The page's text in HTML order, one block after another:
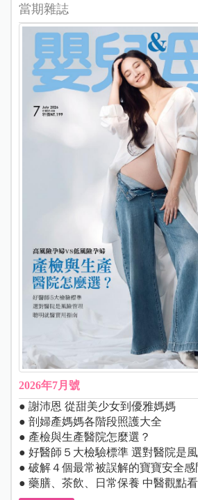
當期雜誌
2026年7月號
● 謝沛恩 從甜美少女到優雅媽媽
● 剖婦產媽媽各階段照護大全
● 產檢與生產醫院怎麼選？
● 好醫師５大檢驗標準 選對醫院是
● 破解４個最常被誤解的寶寶安全感
● 藥膳、茶飲、日常保養 中醫觀點